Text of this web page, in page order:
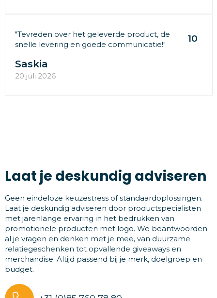
"Tevreden over het geleverde product, de
snelle levering en goede communicatie!"
10
Saskia
20 juli 2026
Laat je deskundig adviseren
Geen eindeloze keuzestress of standaardoplossingen.
Laat je deskundig adviseren door productspecialisten
met jarenlange ervaring in het bedrukken van
promotionele producten met logo. We beantwoorden
al je vragen en denken met je mee, van duurzame
relatiegeschenken tot opvallende giveaways en
merchandise. Altijd passend bij je merk, doelgroep en
budget.